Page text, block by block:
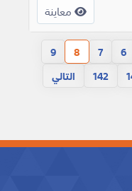
معاينة
6
7
8
9
142 التالي